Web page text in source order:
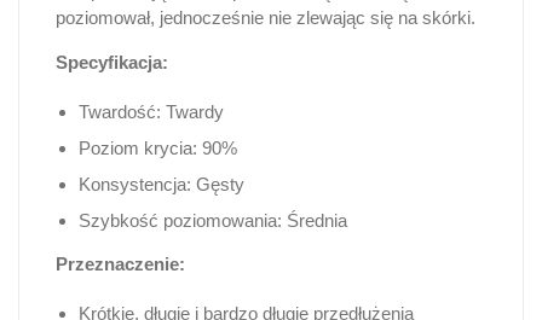
poziomował, jednocześnie nie zlewając się na skórki.
Specyfikacja:
Twardość: Twardy
Poziom krycia: 90%
Konsystencja: Gęsty
Szybkość poziomowania: Średnia
Przeznaczenie:
Krótkie, długie i bardzo długie przedłużenia